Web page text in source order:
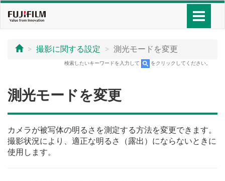
撮影に関する設定 測光モードを変更
検索したいキーワードを入力して をクリックしてください。
測光モードを変更
カメラが被写体の明るさを測定する方法を変更できます。
撮影状況により、適正な明るさ（露出）にならないときに
使用します。